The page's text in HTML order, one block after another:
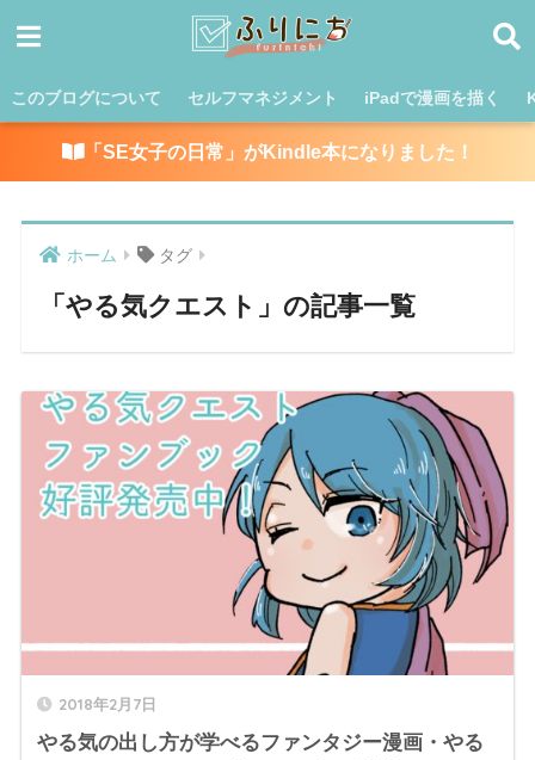
このブログについて セルフマネジメント iPadで漫画を描く
「SE女子の日常」がKindle本になりました！
ホーム タグ
「やる気クエスト」の記事一覧
2018年2月7日
やる気の出し方が学べるファンタジー漫画・やる